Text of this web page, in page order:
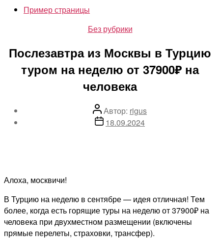
Пример страницы
Рубрики
Без рубрики
Послезавтра из Москвы в Турцию
туром на неделю от 37900₽ на
человека
Автор
записи
Автор: rigus
Дата18.09.2024
Алоха, москвичи!
В Турцию на неделю в сентябре — идея отличная! Тем
более, когда есть горящие туры на неделю от 37900₽ на
человека при двухместном размещении (включены
прямые перелеты, страховки, трансфер).